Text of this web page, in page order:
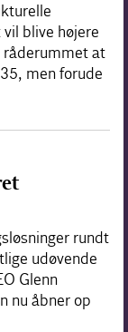
blive højere
råderummet at
men forude
rundt
udøvende
Glenn
nu åbner op